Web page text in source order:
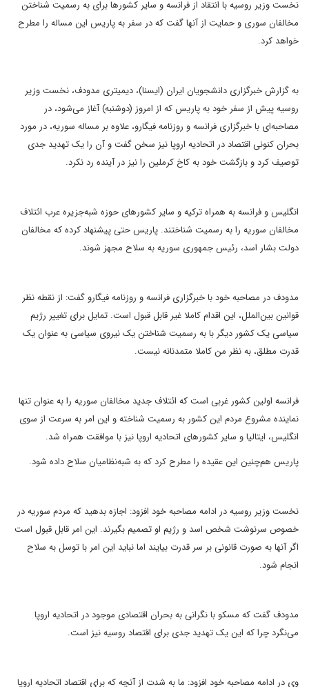
نخست وزیر روسیه با انتقاد از فرانسه و سایر کشورها برای به رسمیت شناختن
مخالفان سوری و حمایت از آنها گفت که در سفر به پاریس این مساله را مطرح
خواهد کرد.
به گزارش خبرگزاری دانشجویان ایران (ایسنا)، دیمیتری مدودف، نخست وزیر
روسیه پیش از سفر خود به پاریس که از امروز (دوشنبه) آغاز می‌شود، در
مصاحبه‌ای با خبرگزاری فرانسه و روزنامه فیگارو، علاوه بر مساله سوریه، در مورد
بحران کنونی اقتصاد در اتحادیه اروپا نیز سخن گفت و آن را یک تهدید جدی
توصیف کرد و بازگشت خود به کاخ کرملین را نیز در آینده رد نکرد.
انگلیس و فرانسه به همراه ترکیه و سایر کشورهای حوزه شبه‌جزیره عرب ائتلاف
مخالفان سوریه را به رسمیت شناختند. پاریس حتی پیشنهاد کرده که مخالفان
دولت بشار اسد، رئیس جمهوری سوریه به سلاح مجهز شوند.
مدودف در مصاحبه خود با خبرگزاری فرانسه و روزنامه فیگارو گفت:‌ از نقطه نظر
قوانین بین‌الملل، این اقدام کاملا غیر قابل قبول است. تمایل برای تغییر رژیم
سیاسی یک کشور دیگر با به رسمیت شناختن یک نیروی سیاسی به عنوان یک
قدرت مطلق، به نظر من کاملا متمدنانه نیست.
فرانسه اولین کشور غربی است که ائتلاف جدید مخالفان سوریه را به عنوان تنها
نماینده مشروع مردم این کشور به رسمیت شناخته و این امر به سرعت از سوی
انگلیس، ایتالیا و سایر کشورهای اتحادیه اروپا نیز با موافقت همراه شد.
پاریس هم‌چنین این عقیده را مطرح کرد که به شبه‌نظامیان سلاح داده شود.
نخست وزیر روسیه در ادامه مصاحبه خود افزود:‌ اجازه بدهید که مردم سوریه در
خصوص سرنوشت شخص اسد و رژیم او تصمیم بگیرند. این امر قابل قبول است
اگر آنها به صورت قانونی بر سر قدرت بیایند اما نباید این امر با توسل به سلاح
انجام شود.
مدودف گفت که مسکو با نگرانی به بحران اقتصادی موجود در اتحادیه اروپا
می‌نگرد چرا که این یک تهدید جدی برای اقتصاد روسیه نیز است.
وی در ادامه مصاحبه خود افزود:‌ ما به شدت از آنچه که برای اقتصاد اتحادیه اروپا